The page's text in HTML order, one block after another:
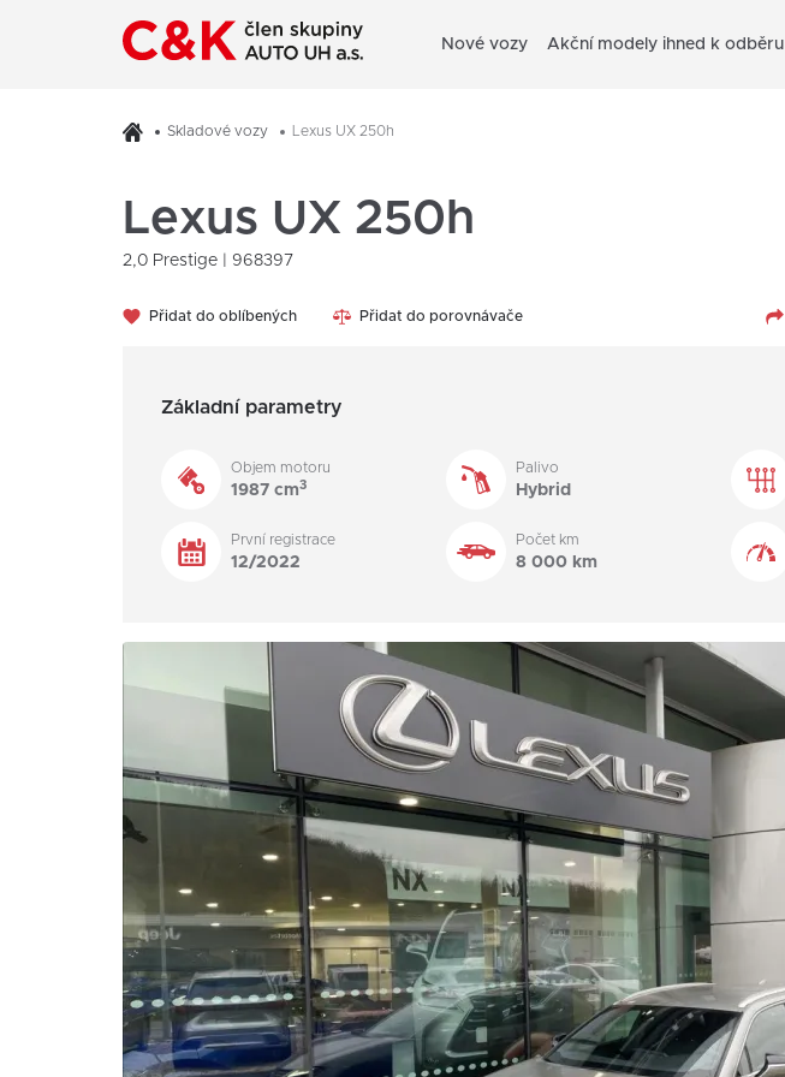
Nové vozy Akční modely ihned k odběru
Skladové vozy Lexus UX 250h
Lexus UX 250h
2,0 Prestige | 968397
Přidat do oblíbených Přidat do porovnávače
Základní parametry
Objem motoru
1987 cm3
Palivo
Hybrid
První registrace
12/2022
Počet km
8 000 km